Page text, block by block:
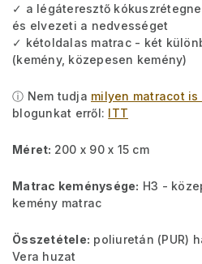
✓ a légáteresztő
és elvezeti a nedvességet
✓ kétoldalas matrac - két
(kemény, közepesen kemény)
ⓘ Nem tudja milyen matracot is
blogunkat erről: ITT
Méret: 200 x 90 x 15 cm
Matrac keménysége: H3 -
kemény matrac
Összetétele: poliuretán (PUR)
Vera huzat